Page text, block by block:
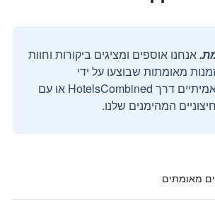
אנחנו אוספים ומציגים ביקורות וחוות
מאומתות שבוצעו על ידי
משתמשים אמיתיים דרך HotelsCombined או עם
המהימנים שלנו.